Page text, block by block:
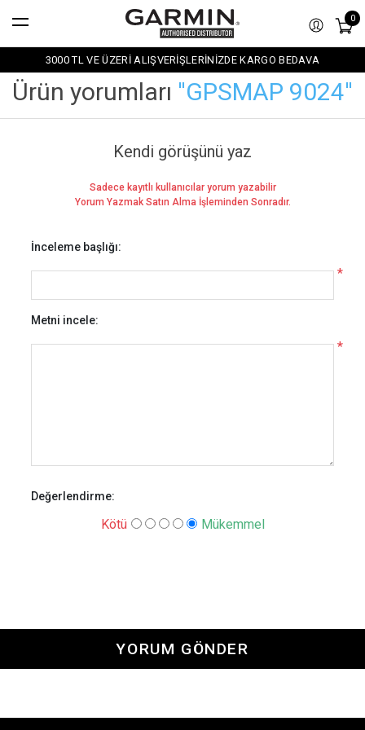
0
3000 TL VE ÜZERİ ALIŞVERİŞLERİNİZDE KARGO BEDAVA
Ürün yorumları GPSMAP 9024
Kendi görüşünü yaz
Sadece kayıtlı kullanıcılar yorum yazabilir
Yorum Yazmak Satın Alma İşleminden Sonradır.
İnceleme başlığı:
*
Metni incele:
*
Değerlendirme:
Kötü Mükemmel
YORUM GÖNDER